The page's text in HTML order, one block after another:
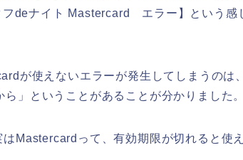
deナイト Mastercard エラー】という感
が使えないエラーが発生してしまうのは
」ということがあることが分かりました。
Mastercardって、有効期限が切れると使